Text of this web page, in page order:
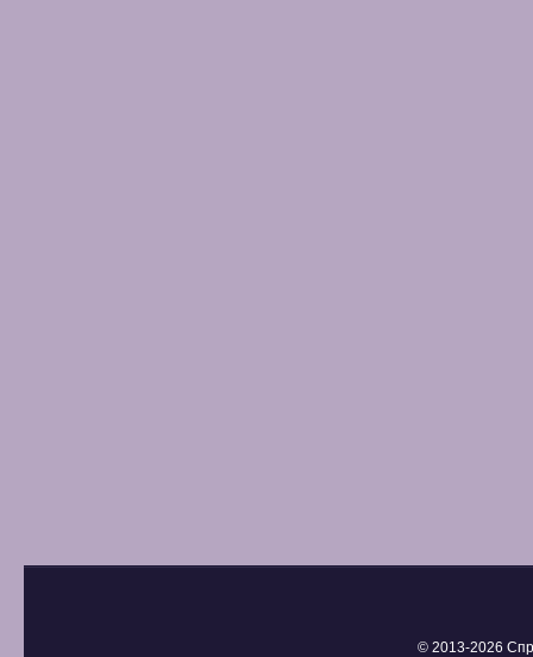
© 2013-2026